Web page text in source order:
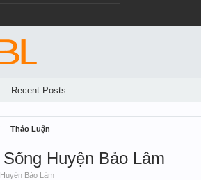
Thảo Luận
Huyện Bảo Lâm
Bảo Lâm
Recent Posts